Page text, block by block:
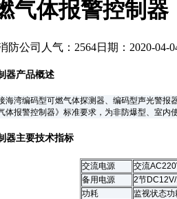
气体报警控制器
防公司 人气：2564日期：2020-04-
器产品概述
海湾编码型可燃气体探测器、编码型声光警报
警控制器》标准要求，为非防爆型、室内使
器主要技术指标
交流电源
交流
备用电源
2节
功耗
监视状态